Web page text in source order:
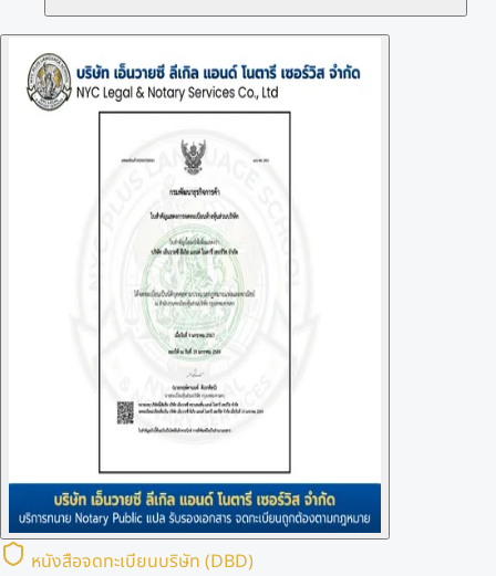
หนังสือจดทะเบียนบริษัท (DBD)